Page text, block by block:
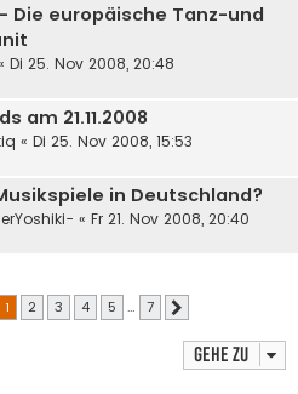
Die europäische Tanz-und
Di 25. Nov 2008, 20:48
am 21.11.2008
« Di 25. Nov 2008, 15:53
Musikspiele in Deutschland?
« Fr 21. Nov 2008, 20:40
von7
1 2 3 4 5 … 7
Gehe zu